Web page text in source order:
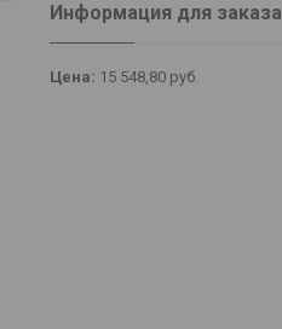
Информация для заказа
Цена: 15 548,80 руб.